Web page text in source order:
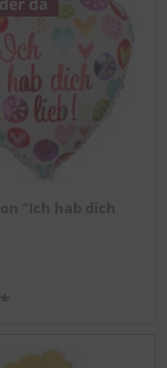
"Ich hab dich